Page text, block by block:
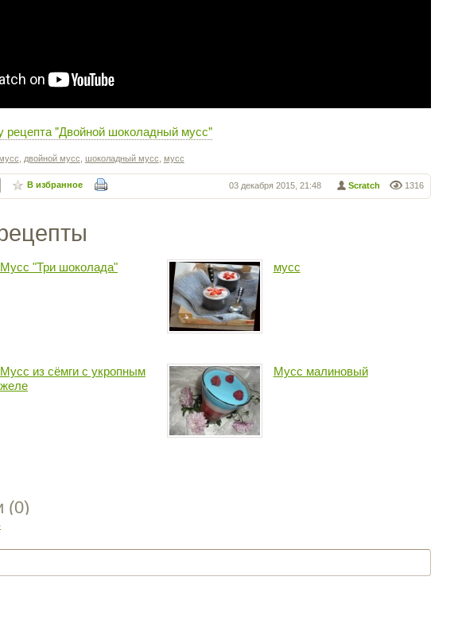
рецепта "Двойной шоколадный мусс"
двойной мусс шоколадный мусс мусс
1316
Scratch
03 декабря 2015, 21:48
В избранное
Мусс "Три шоколада" мусс
Мусс из сёмги с укропным
желе
Мусс малиновый
(0)